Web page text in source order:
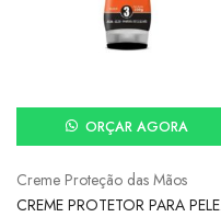
ORÇAR AGORA
Creme Proteção das Mãos
CREME PROTETOR PARA PELE